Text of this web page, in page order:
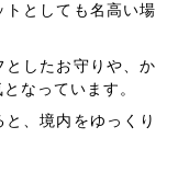
トとしても名高い場
としたお守りや、か
なっています。
、境内をゆっくり